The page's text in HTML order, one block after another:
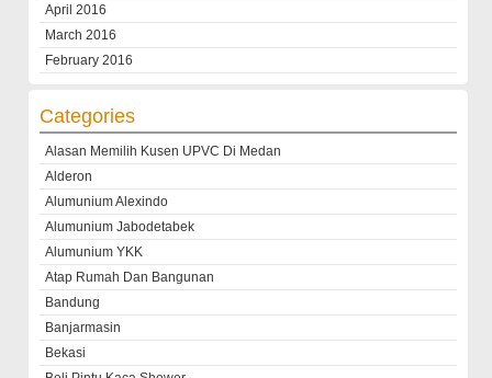
April 2016
March 2016
February 2016
Categories
Alasan Memilih Kusen UPVC Di Medan
Alderon
Alumunium Alexindo
Alumunium Jabodetabek
Alumunium YKK
Atap Rumah Dan Bangunan
Bandung
Banjarmasin
Bekasi